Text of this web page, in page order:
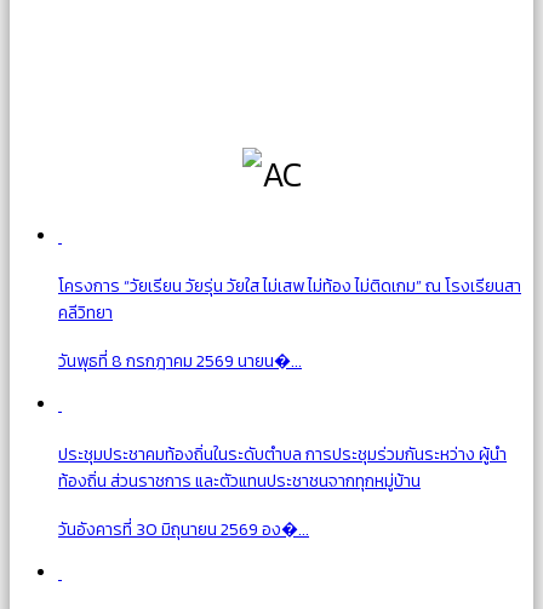
โครงการ “วัยเรียน วัยรุ่น วัยใส ไม่เสพ ไม่ท้อง ไม่ติดเกม” ณ โรงเรียนสา
คลีวิทยา
วันพุธที่ 8 กรกฎาคม 2569 นายน�...
ประชุมประชาคมท้องถิ่นในระดับตำบล การประชุมร่วมกันระหว่าง ผู้นำ
ท้องถิ่น ส่วนราชการ และตัวแทนประชาชนจากทุกหมู่บ้าน
วันอังคารที่ 30 มิถุนายน 2569 อง�...